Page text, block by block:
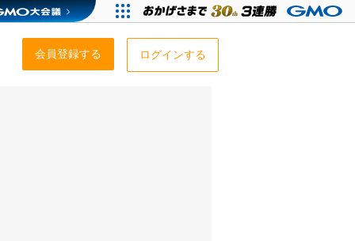
会員登録する ログインする